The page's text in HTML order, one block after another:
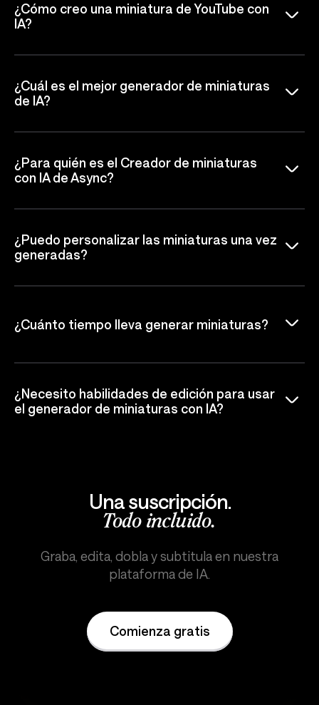
¿Cómo creo una miniatura de YouTube con
IA?
¿Cuál es el mejor generador de miniaturas
de IA?
¿Para quién es el Creador de miniaturas
con IA de Async?
¿Puedo personalizar las miniaturas una vez
generadas?
¿Cuánto tiempo lleva generar miniaturas?
¿Necesito habilidades de edición para usar
el generador de miniaturas con IA?
Una suscripción.
Todo incluido.
Graba, edita, dobla y subtitula en nuestra
plataforma de IA.
Comienza gratis